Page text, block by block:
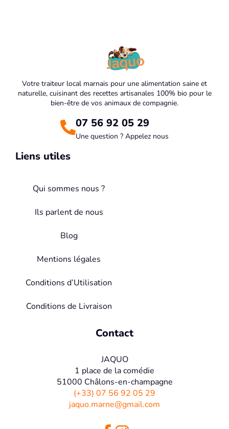
Votre traiteur local marnais pour une alimentation saine et
naturelle, cuisinant des recettes artisanales 100% bio pour le
bien-être de vos animaux de compagnie.
07 56 92 05 29
Une question ? Appelez nous
Liens utiles
Qui sommes nous ?
Ils parlent de nous
Blog
Mentions légales
Conditions d’Utilisation
Conditions de Livraison
Contact
JAQUO
1 place de la comédie
51000 Châlons-en-champagne
(+33) 07 56 92 05 29
jaquo.marne@gmail.com